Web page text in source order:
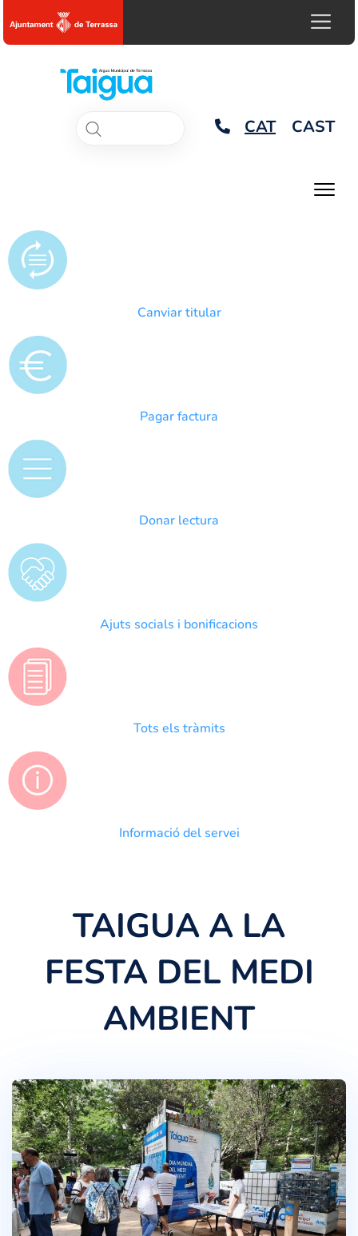
CAT CAST
Canviar titular
Pagar factura
Donar lectura
Ajuts socials i bonificacions
Tots els tràmits
Informació del servei
TAIGUA A LA
FESTA DEL MEDI
AMBIENT